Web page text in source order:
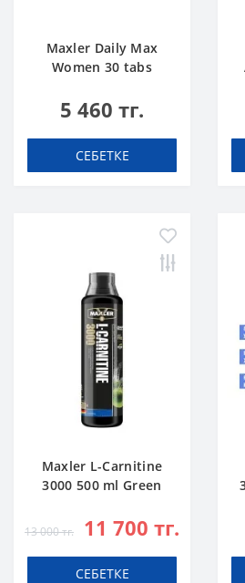
Maxler Daily Max
Women 30 tabs
5 460 тг.
СЕБЕТКЕ
Maxler L-Carnitine
3000 500 ml Green
13 000 тг. 11 700 тг.
СЕБЕТКЕ